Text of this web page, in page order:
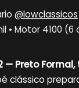
@lowclassicos
• Motor 4100 (6
— Preto
clássico